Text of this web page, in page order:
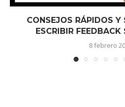
CONSEJOS RÁPIDOS Y
ESCRIBIR
8 febrero